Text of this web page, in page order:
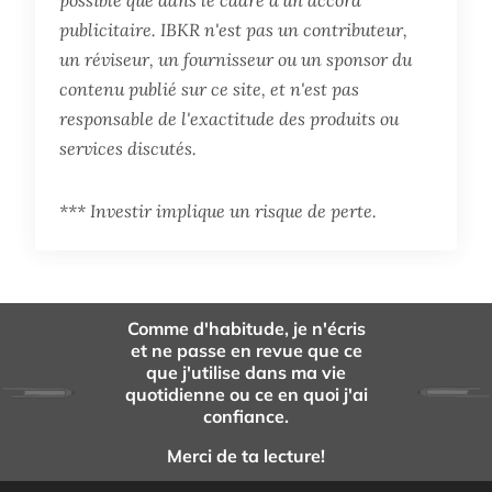
publicitaire. IBKR n'est pas un contributeur,
un réviseur, un fournisseur ou un sponsor du
contenu publié sur ce site, et n'est pas
responsable de l'exactitude des produits ou
services discutés.
*** Investir implique un risque de perte.
Comme d'habitude, je n'écris
et ne passe en revue que ce
que j'utilise dans ma vie
quotidienne ou ce en quoi j'ai
confiance.
Merci de ta lecture!